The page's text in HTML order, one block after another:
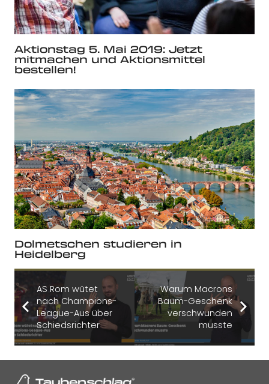
Aktionstag 5. Mai 2019: Jetzt
mitmachen und Aktionsmittel
bestellen!
Dolmetschen studieren in
Heidelberg
AS Rom wütet
nach Champions-
League-Aus über
Schiedsrichter
Warum Macrons
Baum-Geschenk
verschwunden
musste